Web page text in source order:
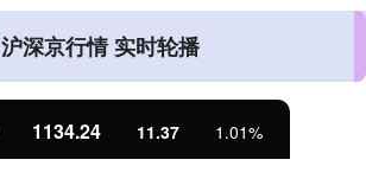
沪深京行情 实时轮播
1134.24 11.37 1.01%